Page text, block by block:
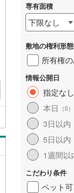
専有面積
下限なし
敷地の権利形態
所有権
情報公開日
指定なし
本日 （0）
3日以内
5日以内
1週間以
こだわり条件
ペット可
東京モノレール
相模鉄道本線(
横浜シーサイド
湘南モノレール
富士急行線(
東葉高速鉄道
ディズニーリゾ